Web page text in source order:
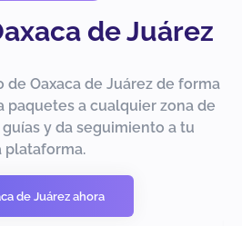
de Juárez
de Oaxaca de Juárez de forma
paquetes a cualquier zona de
y da seguimiento a tu
plataforma.
de Juárez ahora